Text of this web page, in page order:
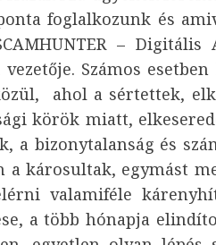
foglalkozunk és
– Digitális
vezetője. Számos
ahol a sértettek,
körök miatt,
a bizonytalanság és
a károsultak, egymást
valamiféle
a több hónapja